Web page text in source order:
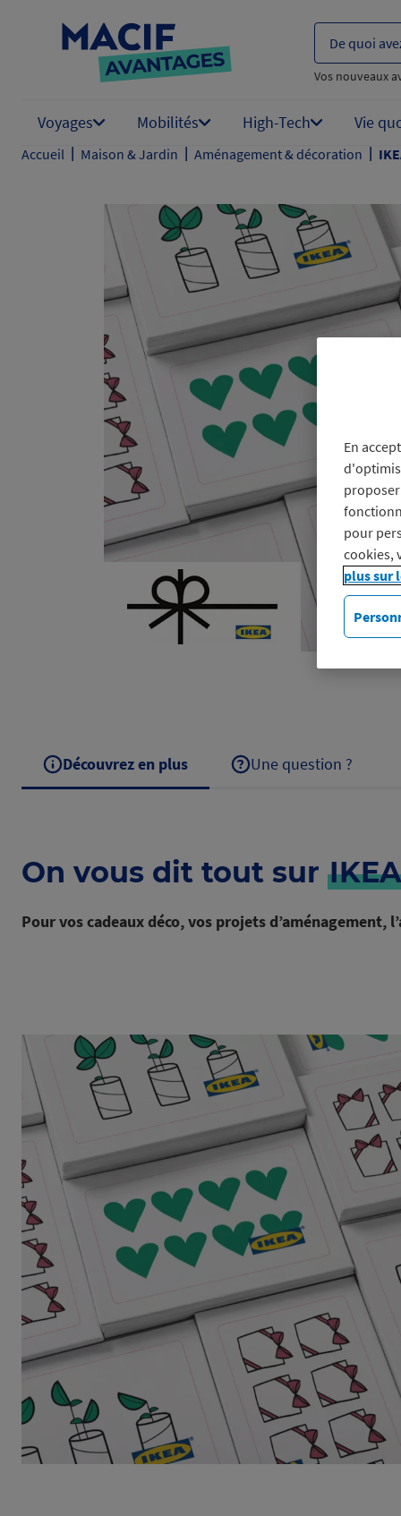
De quoi
Vos nouveaux
Voyages Mobilités High-Tech Vie
Accueil | Maison & Jardin | Aménagement & décoration |
Découvrez en plus Une question ?
On vous dit tout sur IKEA
Pour vos cadeaux déco, vos projets d’aménagement,
En
pour
cookies,
plus sur